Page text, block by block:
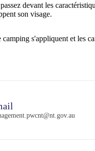
devant les
son visage.
s'appliquent et les